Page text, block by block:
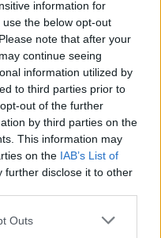
information for
the below opt-out
note that after your
continue seeing
information utilized by
to third parties prior to
out of the further
by third parties on the
This information may
on the IAB’s List of
further disclose it to other
Outs
Dobříš
doprava
podvod
řidiči